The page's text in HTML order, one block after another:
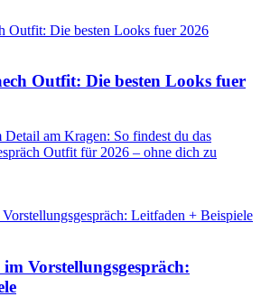
Outfit: Die besten Looks fuer
Detail am Kragen: So findest du das
Outfit für 2026 – ohne dich zu
Vorstellungsgespräch: